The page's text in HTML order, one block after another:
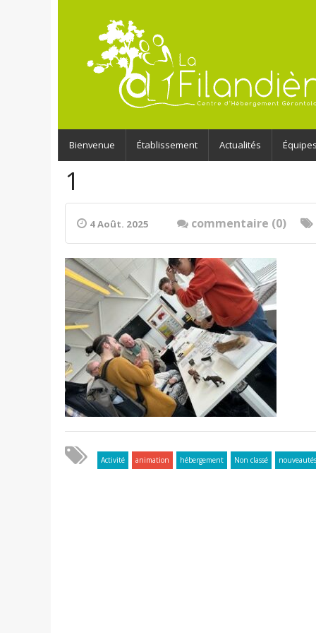
Bienvenue Établissement Actualités Équipes
1
4 Août. 2025 commentaire (0)
Activité animation hébergement Non classé nouveautés